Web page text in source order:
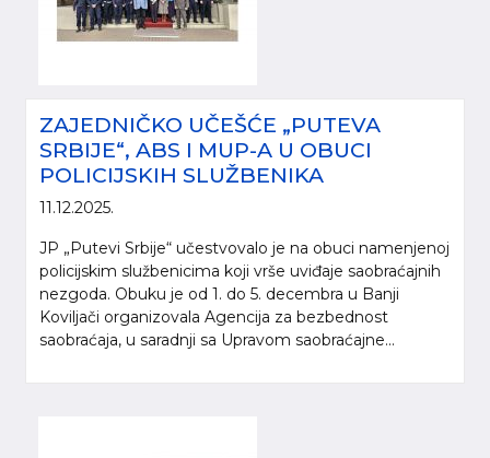
ZAJEDNIČKO UČEŠĆE „PUTEVA
SRBIJE“, ABS I MUP-A U OBUCI
POLICIJSKIH SLUŽBENIKA
11.12.2025.
JP „Putevi Srbije“ učestvovalo je na obuci namenjenoj
policijskim službenicima koji vrše uviđaje saobraćajnih
nezgoda. Obuku je od 1. do 5. decembra u Banji
Koviljači organizovala Agencija za bezbednost
saobraćaja, u saradnji sa Upravom saobraćajne...